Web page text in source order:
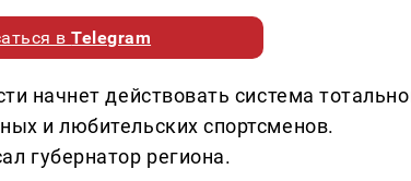
вTelegram
начнет действовать система
и любительских спортсменов.
губернатор региона.